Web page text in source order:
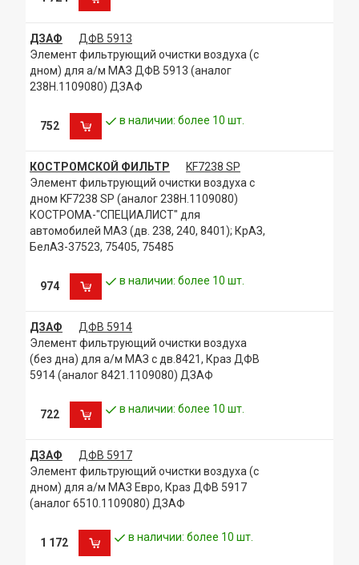
ДЗАФ
ДФВ 5913
Элемент фильтрующий очистки воздуха (с
дном) для а/м МАЗ ДФВ 5913 (аналог
238Н.1109080) ДЗАФ
752 в наличии: более 10 шт.
КОСТРОМСКОЙ ФИЛЬТР
KF7238 SP
Элемент фильтрующий очистки воздуха с
дном KF7238 SP (аналог 238Н.1109080)
КОСТРОМА-"СПЕЦИАЛИСТ" для
автомобилей МАЗ (дв. 238, 240, 8401); КрАЗ,
БелАЗ-37523, 75405, 75485
974 в наличии: более 10 шт.
ДЗАФ
ДФВ 5914
Элемент фильтрующий очистки воздуха
(без дна) для а/м МАЗ с дв.8421, Краз ДФВ
5914 (аналог 8421.1109080) ДЗАФ
722 в наличии: более 10 шт.
ДЗАФ
ДФВ 5917
Элемент фильтрующий очистки воздуха (с
дном) для а/м МАЗ Евро, Краз ДФВ 5917
(аналог 6510.1109080) ДЗАФ
1 172 в наличии: более 10 шт.